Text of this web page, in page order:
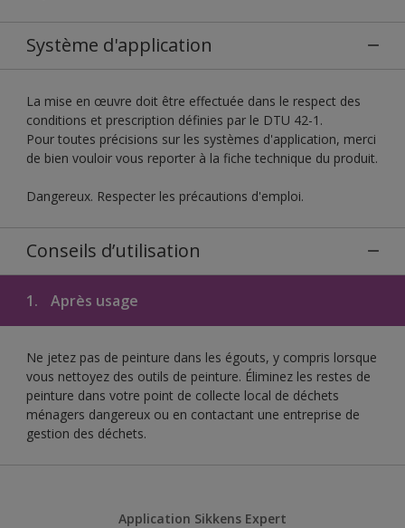
Système d'application
La mise en œuvre doit être effectuée dans le respect des
conditions et prescription définies par le DTU 42-1.
Pour toutes précisions sur les systèmes d'application, merci
de bien vouloir vous reporter à la fiche technique du produit.
Dangereux. Respecter les précautions d'emploi.
Conseils d’utilisation
1. Après usage
Ne jetez pas de peinture dans les égouts, y compris lorsque
vous nettoyez des outils de peinture. Éliminez les restes de
peinture dans votre point de collecte local de déchets
ménagers dangereux ou en contactant une entreprise de
gestion des déchets.
Application Sikkens Expert